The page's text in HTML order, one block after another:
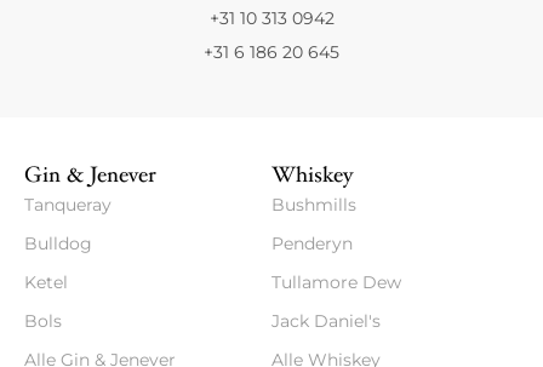
+31 10 313 0942
+31 6 186 20 645
Gin & Jenever
Tanqueray
Bulldog
Ketel
Bols
Alle Gin & Jenever
Whiskey
Bushmills
Penderyn
Tullamore Dew
Jack Daniel's
Alle Whiskey